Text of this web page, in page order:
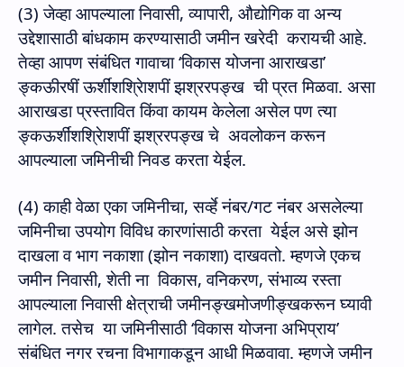
(3)जेव्हा आपल्याला निवासी,व्यापारी, औद्योगिक वा अन्य
उद्देशासाठी बांधकाम करण्यासाठी जमीन खरेदी करायची आहे.
तेव्हा आपण संबंधित गावाचा ‘विकास योजना आराखडा’
ङ्कऊीरषीं ऊर्शींशश्रेिाशपीं झश्ररपङ्ख ची प्रत मिळवा. असा
आराखडा प्रस्तावित किंवा कायम केलेला असेल पण त्या
ङ्कऊर्शींशश्रेिाशपीं झश्ररपङ्ख चे अवलोकन करून
आपल्याला जमिनीची निवड करता येईल.
(4)काही वेळा एका जमिनीचा,सर्व्हे नंबर/गट नंबर असलेल्या
जमिनीचा उपयोग विविध कारणांसाठी करता येईल असे झोन
दाखला व भाग नकाशा (झोन नकाशा) दाखवतो. म्हणजे एकच
जमीन निवासी,शेती ना विकास,वनिकरण,संभाव्य रस्ता
आपल्याला निवासी क्षेत्राची जमीनङ्खमोजणीङ्खकरून घ्यावी
लागेल. तसेच या जमिनीसाठी ‘विकास योजना अभिप्राय’
संबंधित नगर रचना विभागाकडून आधी मिळवावा. म्हणजे जमीन